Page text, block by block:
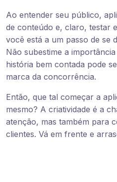
Ao entender seu público,
de conteúdo e, claro, testar
você está a um passo de se
Não subestime a
história bem contada pode
marca da concorrência.
Então, que tal começar a
mesmo? A criatividade é a
atenção, mas também para
clientes. Vá em frente e